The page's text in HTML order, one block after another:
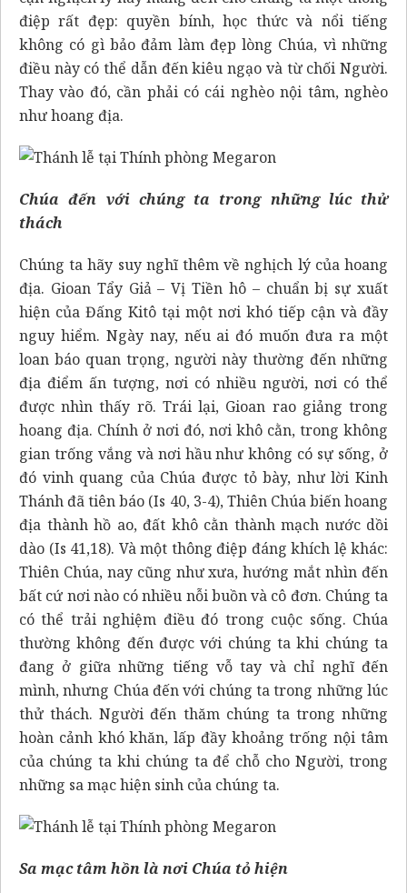
điệp rất đẹp: quyền bính, học thức và nổi tiếng
không có gì bảo đảm làm đẹp lòng Chúa, vì những
điều này có thể dẫn đến kiêu ngạo và từ chối Người.
Thay vào đó, cần phải có cái nghèo nội tâm, nghèo
như hoang địa.
Chúa đến với chúng ta trong những lúc thử
thách
Chúng ta hãy suy nghĩ thêm về nghịch lý của hoang
địa. Gioan Tẩy Giả – Vị Tiền hô – chuẩn bị sự xuất
hiện của Đấng Kitô tại một nơi khó tiếp cận và đầy
nguy hiểm. Ngày nay, nếu ai đó muốn đưa ra một
loan báo quan trọng, người này thường đến những
địa điểm ấn tượng, nơi có nhiều người, nơi có thể
được nhìn thấy rõ. Trái lại, Gioan rao giảng trong
hoang địa. Chính ở nơi đó, nơi khô cằn, trong không
gian trống vắng và nơi hầu như không có sự sống, ở
đó vinh quang của Chúa được tỏ bày, như lời Kinh
Thánh đã tiên báo (Is 40, 3-4), Thiên Chúa biến hoang
địa thành hồ ao, đất khô cằn thành mạch nước dồi
dào (Is 41,18). Và một thông điệp đáng khích lệ khác:
Thiên Chúa, nay cũng như xưa, hướng mắt nhìn đến
bất cứ nơi nào có nhiều nỗi buồn và cô đơn. Chúng ta
có thể trải nghiệm điều đó trong cuộc sống. Chúa
thường không đến được với chúng ta khi chúng ta
đang ở giữa những tiếng vỗ tay và chỉ nghĩ đến
mình, nhưng Chúa đến với chúng ta trong những lúc
thử thách. Người đến thăm chúng ta trong những
hoàn cảnh khó khăn, lấp đầy khoảng trống nội tâm
của chúng ta khi chúng ta để chỗ cho Người, trong
những sa mạc hiện sinh của chúng ta.
Sa mạc tâm hồn là nơi Chúa tỏ hiện